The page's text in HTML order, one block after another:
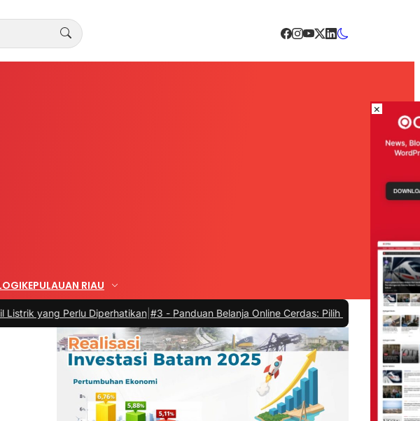
KEPULAUAN RIAU
Perlu Diperhatikan|#3 -Panduan Belanja Online Cerdas: Pilih Produk dengan Bijak dan
×